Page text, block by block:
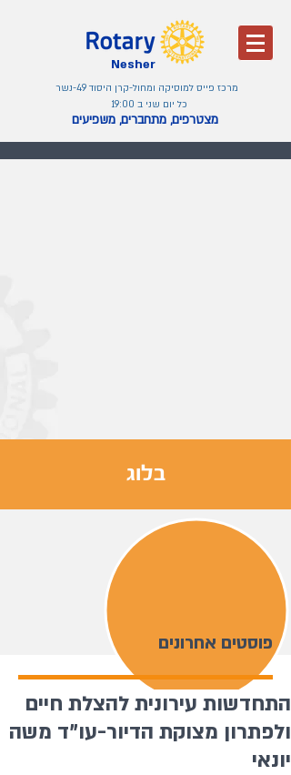
Nesher
מרכז פייס למוסיקה ומחול-קרן היסוד 49-נשר
כל יום שני ב 19:00
מצטרפים, מתחברים, משפיעים
בלוג
פוסטים אחרונים
התחדשות עירונית להצלת חיים
ולפתרון מצוקת הדיור-עו"ד משה
יונאי